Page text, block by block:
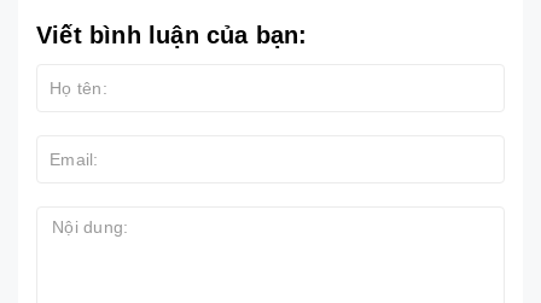
Viết bình luận của bạn: